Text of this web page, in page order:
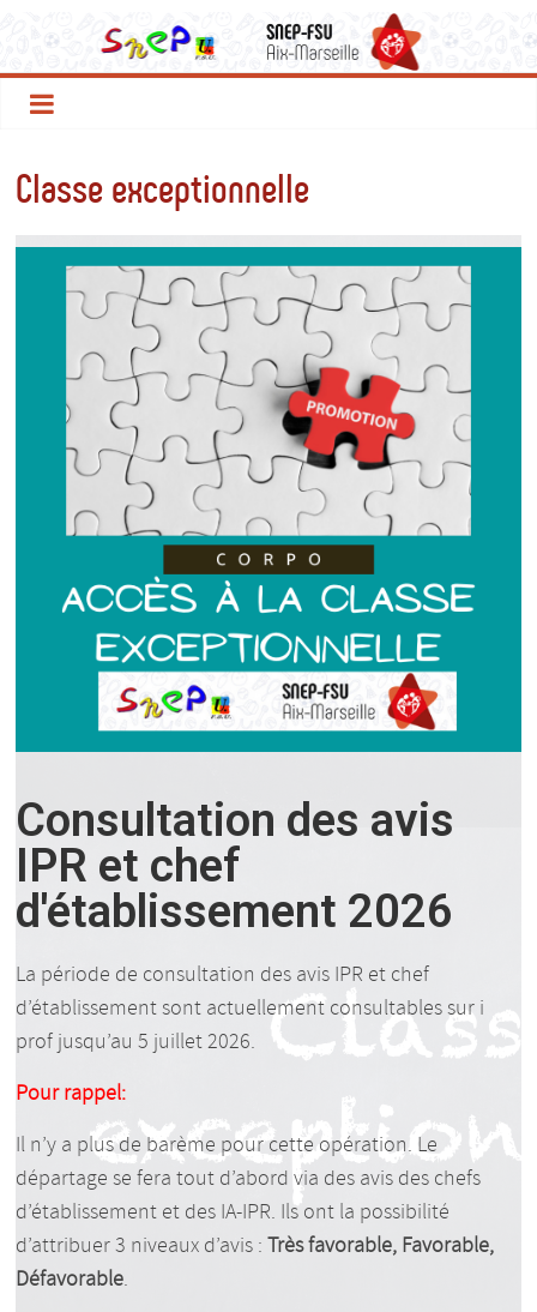
Classe exceptionnelle
Consultation des avis
IPR et chef
d'établissement 2026
La période de consultation des avis IPR et chef
d’établissement sont actuellement consultables sur i
prof jusqu’au 5 juillet 2026.
Pour rappel:
Il n’y a plus de barème pour cette opération. Le
départage se fera tout d’abord via des avis des chefs
d’établissement et des IA-IPR. Ils ont la possibilité
d’attribuer 3 niveaux d’avis :Très favorable, Favorable,
Défavorable.